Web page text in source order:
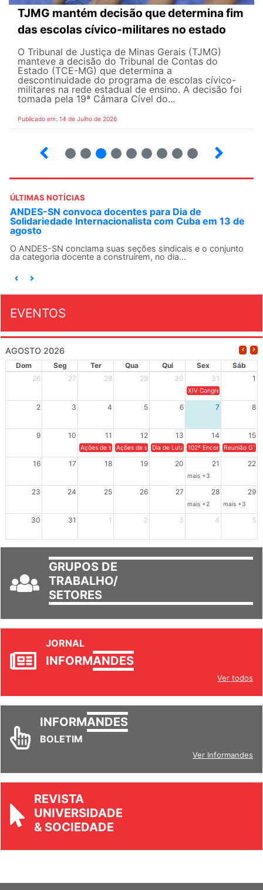
TJMG mantém decisão que determina fim
das escolas cívico-militares no estado
O Tribunal de Justiça de Minas Gerais (TJMG)
manteve a decisão do Tribunal de Contas do
Estado (TCE-MG) que determina a
descontinuidade do programa de escolas cívico-
militares na rede estadual de ensino. A decisão foi
tomada pela 19ª Câmara Cível do...
Publicado em: 14 de Julho de 2026
ÚLTIMAS NOTÍCIAS
ANDES-SN convoca docentes para Dia de
Solidariedade Internacionalista com Cuba em 13 de
agosto
O ANDES-SN conclama suas seções sindicais e o conjunto
da categoria docente a construírem, no dia...
EVENTOS
AGOSTO 2026
Dom Seg Ter Qua Qui Sex
Sáb
26
27 28 29 30 31 1
XIV Congresso Brasileiro
2 3 4 5 6 7 8
9 10 11 12 13 14 15
Ações de solidariedade a Cuba no Rio Grande do Sul - 100
Ações de solidariedade a Cuba no Rio Grande do
Dia de Luta em Defesa de Cuba e da
102º Encontro da
Reunião
16 17 18 19 20 21 22
mais +3
23 24 25 26 27 28 29
mais +2 mais +3
30 31 1 2 3 4 5
GRUPOS DE
TRABALHO/
SETORES
JORNAL
INFORMANDES
Ver todos
INFORMANDES
BOLETIM
Ver Informandes
REVISTA
UNIVERSIDADE
& SOCIEDADE